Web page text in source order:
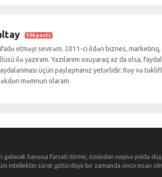
506 posts
etməyi sevirəm. 2011-ci ildən biznes, marketinq,
ilə yazıram. Yazılarımı oxuyaraq az da olsa,
üçün paylaşmanız yetərlidir. Rəy və
məmnun olaram.
hansısa fürsəti itirmir, özündən nəyisə yolda
intellektin sürət götürdüyü bir zamanda öncə insan